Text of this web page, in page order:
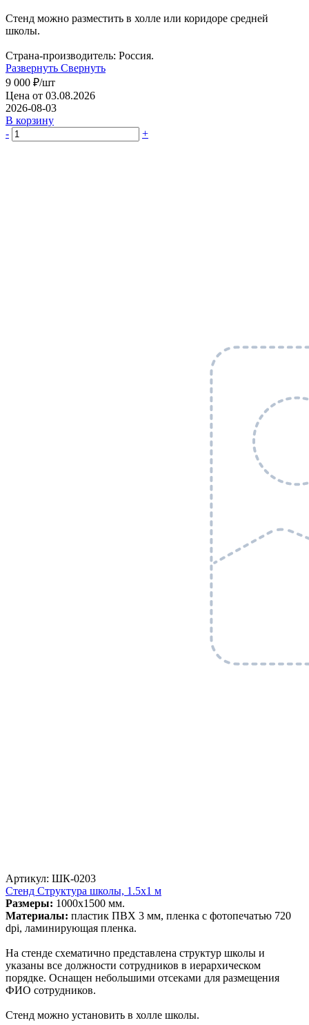
Стенд можно разместить в холле или коридоре средней
школы.
Страна-производитель: Россия.
Развернуть Свернуть
9 000 ₽/шт
Цена от 03.08.2026
2026-08-03
В корзину
-
+
Артикул: ШК-0203
Стенд Структура школы, 1.5х1 м
Размеры: 1000х1500 мм.
Материалы: пластик ПВХ 3 мм, пленка с фотопечатью 720
dpi, ламинирующая пленка.
На стенде схематично представлена структур школы и
указаны все должности сотрудников в иерархическом
порядке. Оснащен небольшими отсеками для размещения
ФИО сотрудников.
Стенд можно установить в холле школы.